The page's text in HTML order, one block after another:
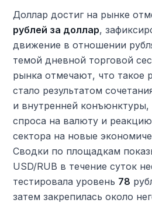
Доллар достиг на рынке
рублей за доллар,
движение в отношении
темой дневной торговой
рынка отмечают, что такое
стало результатом
и внутренней конъюнктуры,
спроса на валюту и
сектора на новые
Сводки по площадкам
USD/RUB в течение суток
тестировала уровень 78
затем закрепилась около